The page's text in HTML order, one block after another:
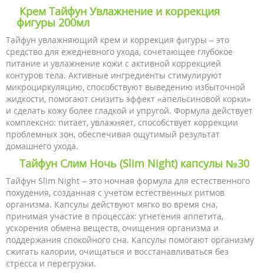
Крем Тайфун Увлажнение и коррекция
фигуры 200мл
Тайфун увлажняющий крем и коррекция фигуры – это
средство для ежедневного ухода, сочетающее глубокое
питание и увлажнение кожи с активной коррекцией
контуров тела. Активные ингредиенты стимулируют
микроциркуляцию, способствуют выведению избыточной
жидкости, помогают снизить эффект «апельсиновой корки»
и сделать кожу более гладкой и упругой. Формула действует
комплексно: питает, увлажняет, способствует коррекции
проблемных зон, обеспечивая ощутимый результат
домашнего ухода.
Тайфун Слим Ночь (Slim Night) капсулы №30
Тайфун Slim Night – это ночная формула для естественного
похудения, созданная с учетом естественных ритмов
организма. Капсулы действуют мягко во время сна,
принимая участие в процессах: угнетения аппетита,
ускорения обмена веществ, очищения организма и
поддержания спокойного сна. Капсулы помогают организму
сжигать калории, очищаться и восстанавливаться без
стресса и перегрузки.